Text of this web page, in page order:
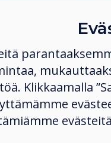
no one is above
where
best for each
our meetings are
change comes
for me
Klikkaamalla